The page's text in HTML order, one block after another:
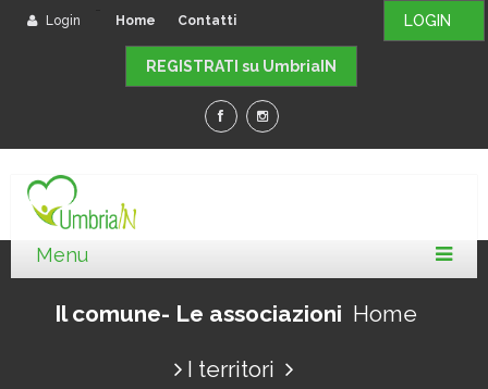
LOGIN
Login Home Contatti
REGISTRATI su UmbriaIN
Il comune- Le associazioni Home
I territori